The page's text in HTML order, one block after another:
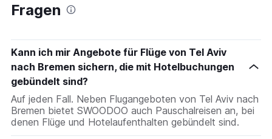
Fragen
Kann ich mir Angebote für Flüge von Tel Aviv
nach Bremen sichern, die mit Hotelbuchungen
gebündelt sind?
Auf jeden Fall. Neben Flugangeboten von Tel Aviv nach
Bremen bietet SWOODOO auch Pauschalreisen an, bei
denen Flüge und Hotelaufenthalten gebündelt sind.